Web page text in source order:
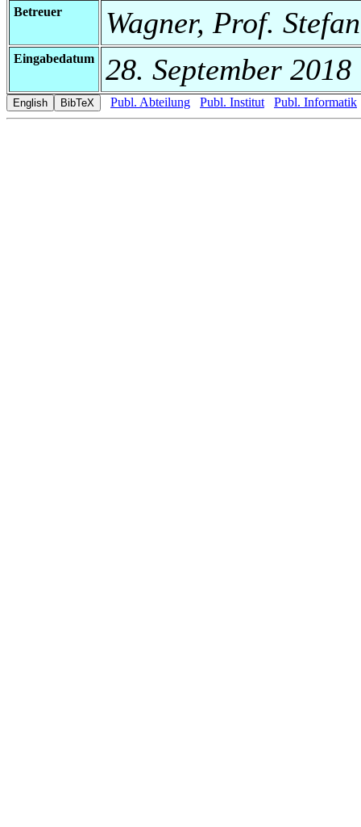
Betreuer Wagner, Prof.
Eingabedatum 28. September 2018
Publ. Abteilung Publ. Institut Publ. Informatik